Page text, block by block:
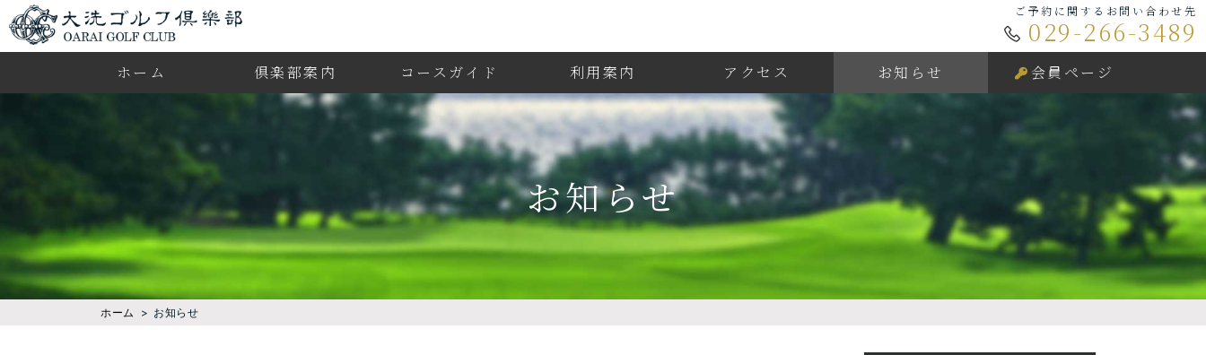
ご予約に関するお問い合わせ先
029-266-3489
ホーム 倶楽部案内 コースガイド 利用案内 アクセス お知らせ 会員ページ
お知らせ
ホーム お知らせ